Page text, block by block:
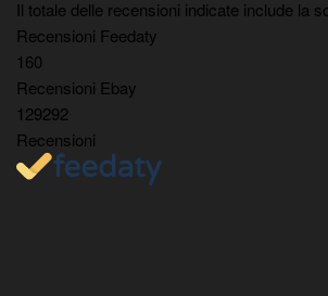
Il totale delle recensioni indicate include la
Recensioni Feedaty
160
Recensioni Ebay
129292
Recensioni